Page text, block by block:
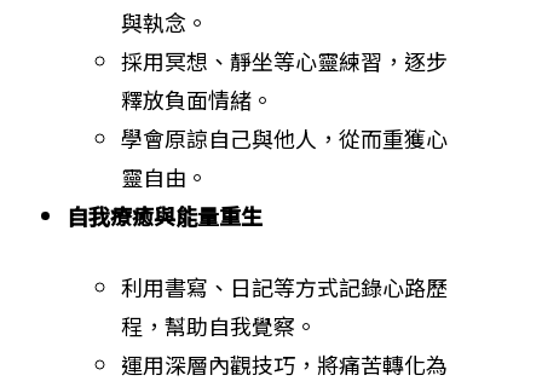
與執念。
採用冥想、靜坐等心靈練習，逐步
釋放負面情緒。
學會原諒自己與他人，從而重獲心
靈自由。
自我療癒與能量重生
利用書寫、日記等方式記錄心路歷
程，幫助自我覺察。
運用深層內觀技巧，將痛苦轉化為